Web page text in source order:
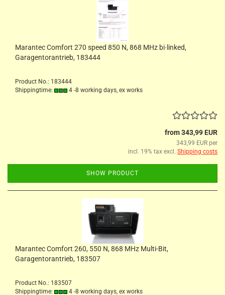
Marantec Comfort 270 speed 850 N, 868 MHz bi∙linked,
Garagentorantrieb, 183444
Product No.: 183444
Shippingtime:
4 -8 working days, ex works
from 343,99 EUR
343,99 EUR per
incl. 19% tax excl. Shipping costs
SHOW PRODUCT
Marantec Comfort 260, 550 N, 868 MHz Multi-Bit,
Garagentorantrieb, 183507
Product No.: 183507
Shippingtime:
4 -8 working days, ex works